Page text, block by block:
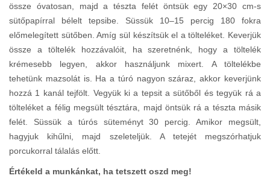
össze óvatosan, majd a tészta felét öntsük egy 20×30 cm-s
sütőpapírral bélelt tepsibe. Süssük 10–15 percig 180 fokra
előmelegített sütőben. Amíg sül készítsük el a tölteléket. Keverjük
össze a töltelék hozzávalóit, ha szeretnénk, hogy a töltelék
krémesebb legyen, akkor használjunk mixert. A töltelékbe
tehetünk mazsolát is. Ha a túró nagyon száraz, akkor keverjünk
hozzá 1 kanál tejfölt. Vegyük ki a tepsit a sütőből és tegyük rá a
tölteléket a félig megsült tésztára, majd öntsük rá a tészta másik
felét. Süssük a túrós süteményt 30 percig. Amikor megsült,
hagyjuk kihűlni, majd szeleteljük. A tetejét megszórhatjuk
porcukorral tálalás előtt.
Értékeld a munkánkat, ha tetszett oszd meg!